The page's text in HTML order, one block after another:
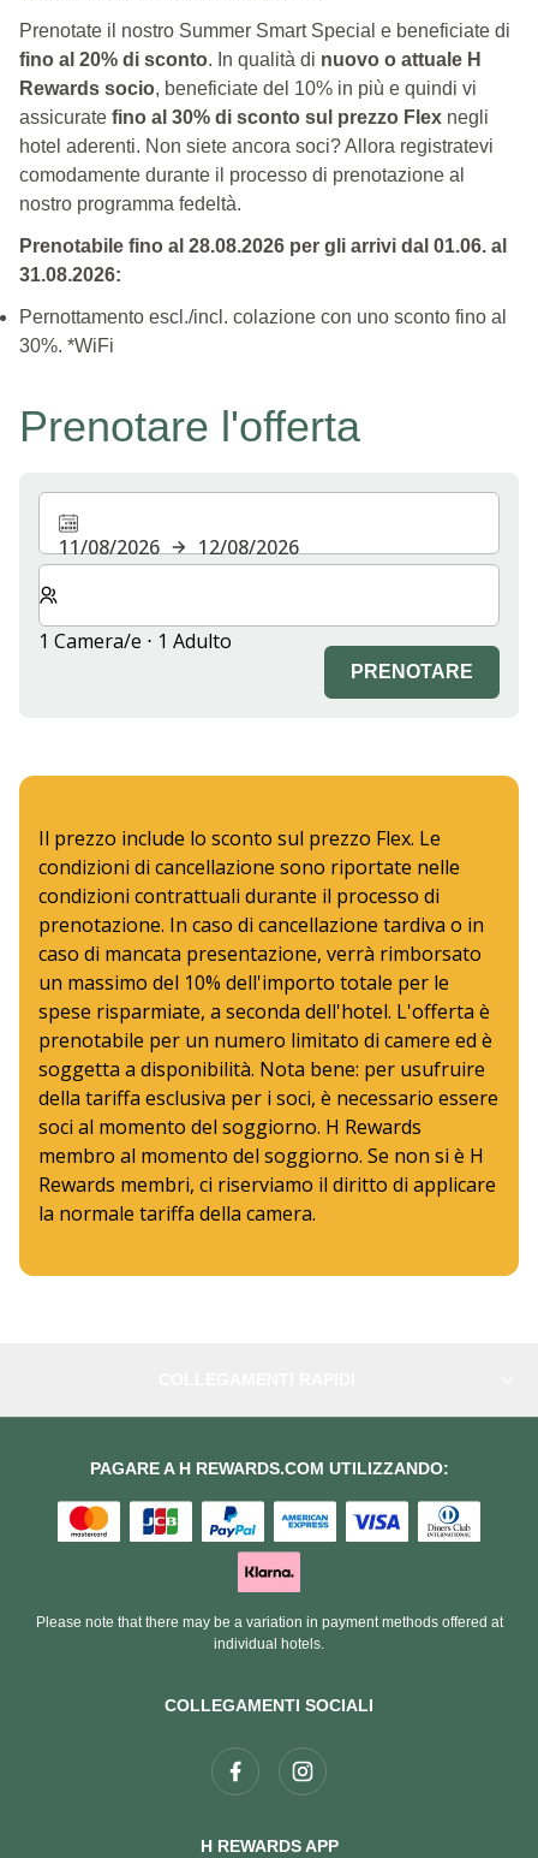
Prenotate il nostro Summer Smart Special e beneficiate di
fino al 20% di sconto. In qualità di nuovo o attuale H
Rewards socio, beneficiate del 10% in più e quindi vi
assicurate fino al 30% di sconto sul prezzo Flex negli
hotel aderenti. Non siete ancora soci? Allora registratevi
comodamente durante il processo di prenotazione al
nostro programma fedeltà.
Prenotabile fino al 28.08.2026 per gli arrivi dal 01.06. al
31.08.2026:
Pernottamento escl./incl. colazione con uno sconto fino al
30%. *WiFi
Prenotare l'offerta
11/08/2026
12/08/2026
Selezionare il numero di camere e di ospiti per il
1 Camera/e ⋅ 1 Adulto
PRENOTARE
Il prezzo include lo sconto sul prezzo Flex. Le
condizioni di cancellazione sono riportate nelle
condizioni contrattuali durante il processo di
prenotazione. In caso di cancellazione tardiva o in
caso di mancata presentazione, verrà rimborsato
un massimo del 10% dell'importo totale per le
spese risparmiate, a seconda dell'hotel. L'offerta è
prenotabile per un numero limitato di camere ed è
soggetta a disponibilità. Nota bene: per usufruire
della tariffa esclusiva per i soci, è necessario essere
soci al momento del soggiorno. H Rewards
membro al momento del soggiorno. Se non si è H
Rewards membri, ci riserviamo il diritto di applicare
la normale tariffa della camera.
COLLEGAMENTI SOCIALI
H REWARDS APP
PAGARE A H REWARDS.COM UTILIZZANDO:
Please note that there may be a variation in payment methods offered at
individual hotels.